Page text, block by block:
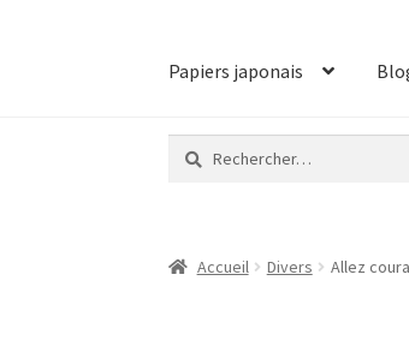
Papiers japonais
Rechercher :
Accueil Divers Allez